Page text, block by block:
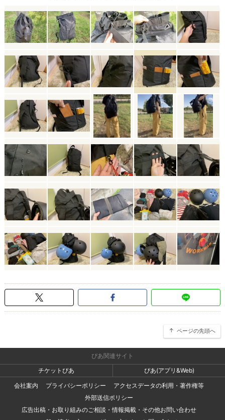
ページの先頭へ
ぴあ関連サイト
チケットぴあ
ぴあ(アプリ&Web)
会社案内
プライバシーポリシー
アクセスデータの利用・著作権等
外部送信ポリシー
広告出稿・お取り組みのご相談・情報掲載・その他お問い合わせ